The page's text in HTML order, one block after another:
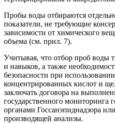
Пробы воды отбираются
показатели, не требующие
зависимости от химического
объема (см. прил. 7).
Учитывая, что отбор проб воды
и навыков, а также
безопасности при
концентрированных кислот и
заключать договора на
государственного мониторинга
органами Госсанэпиднадзора
производящей анализы.